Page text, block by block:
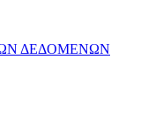
ΔΕΔΟΜΕΝΩΝ